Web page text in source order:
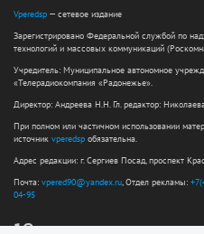
Vperedsp — сетевое издание
Зарегистрировано Федеральной службой по
технологий и массовых коммуникаций
Учредитель: Муниципальное автономное
«Телерадиокомпания «Радонежье».
Директор: Андреева Н.Н. Гл. редактор:
При полном или частичном использовании
источник vperedsp обязательна.
Адрес редакции: г. Сергиев Посад, проспект
Почта: vpered90@yandex.ru, Отдел рекламы:
04-95